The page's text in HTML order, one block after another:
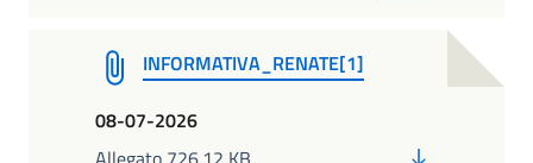
INFORMATIVA_RENATE[1]
08-07-2026